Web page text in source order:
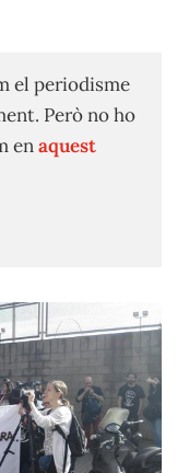
el periodisme
Però no ho
enaquest